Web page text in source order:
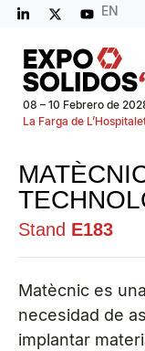
EN
08 – 10 Febrero de
La Farga de
Stand E183
Matècnic es
necesidad de
implantar